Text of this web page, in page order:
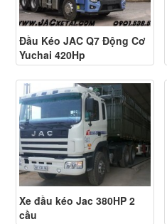
Đầu Kéo JAC Q7 Động Cơ
Yuchai 420Hp
Xe đầu kéo Jac 380HP 2
cầu